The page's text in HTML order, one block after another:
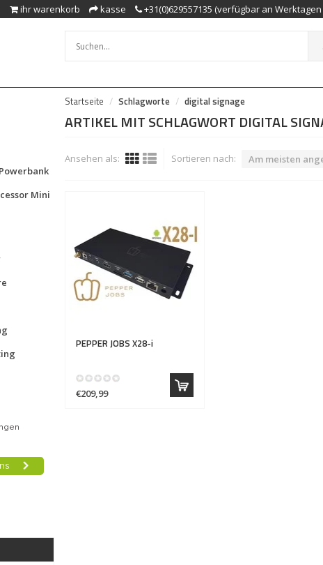
ihr warenkorb kasse +31(0)629557135 (verfügbar an
Mini
Startseite Schlagworte digital signage
ARTIKEL MIT SCHLAGWORT DIGITAL
Ansehen als: Sortieren nach: Am meisten
PEPPER JOBS X28-i
€209,99